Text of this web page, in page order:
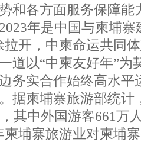
和各方面服务保障能
年是中国与柬埔寨
拉开，中柬命运共同
道以“中柬友好年”为
边务实合作始终高
据柬埔寨旅游部统计
其中外国游客661万
柬埔寨旅游业对柬埔